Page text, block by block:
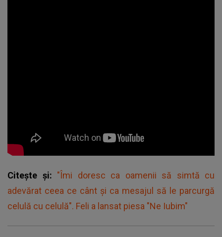
Citește și: "Îmi doresc ca oamenii să simtă cu
adevărat ceea ce cânt și ca mesajul să le parcurgă
celulă cu celulă". Feli a lansat piesa "Ne Iubim"